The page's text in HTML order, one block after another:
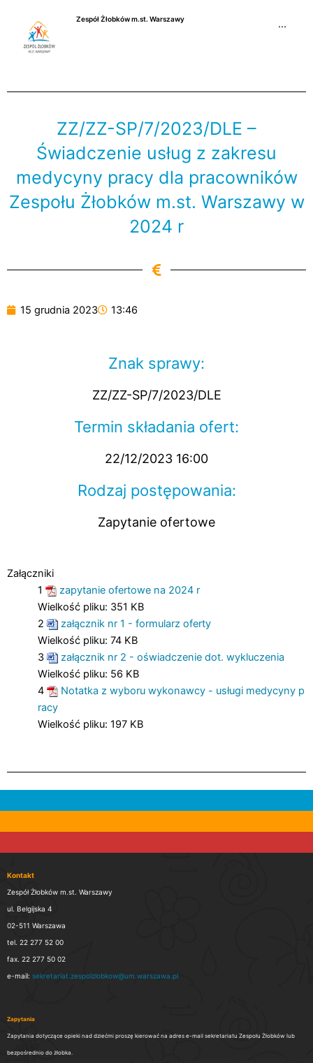
Zespół Żłobków m.st. Warszawy
···
ZZ/ZZ-SP/7/2023/DLE –
Świadczenie usług z zakresu
medycyny pracy dla pracowników
Zespołu Żłobków m.st. Warszawy w
2024 r
15 grudnia 2023 13:46
Znak sprawy:
ZZ/ZZ-SP/7/2023/DLE
Termin składania ofert:
22/12/2023 16:00
Rodzaj postępowania:
Zapytanie ofertowe
Załączniki
1
zapytanie ofertowe na 2024 r
Wielkość pliku: 351 KB
2
załącznik nr 1 - formularz oferty
Wielkość pliku: 74 KB
3
załącznik nr 2 - oświadczenie dot. wykluczenia
Wielkość pliku: 56 KB
4
Notatka z wyboru wykonawcy - usługi medycyny p
racy
Wielkość pliku: 197 KB
Kontakt
Zespół Żłobków m.st. Warszawy
ul. Belgijska 4
02-511 Warszawa
tel. 22 277 52 00
fax. 22 277 50 02
e-mail: sekretariat.zespolzlobkow@um.warszawa.pl
Zapytania
Zapytania dotyczące opieki nad dziećmi proszę kierować na adres e-mail sekretariatu Zespołu Żłobków lub
bezpośrednio do żłobka.